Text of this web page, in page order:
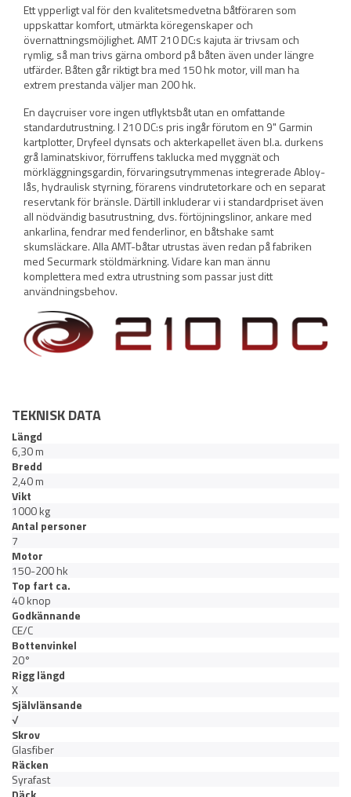
Ett ypperligt val för den kvalitetsmedvetna båtföraren som
uppskattar komfort, utmärkta köregenskaper och
övernattningsmöjlighet. AMT 210 DC:s kajuta är trivsam och
rymlig, så man trivs gärna ombord på båten även under längre
utfärder. Båten går riktigt bra med 150 hk motor, vill man ha
extrem prestanda väljer man 200 hk.
En daycruiser vore ingen utflyktsbåt utan en omfattande
standardutrustning. I 210 DC:s pris ingår förutom en 9" Garmin
kartplotter, Dryfeel dynsats och akterkapellet även bl.a. durkens
grå laminatskivor, förruffens taklucka med myggnät och
mörkläggningsgardin, förvaringsutrymmenas integrerade Abloy-
lås, hydraulisk styrning, förarens vindrutetorkare och en separat
reservtank för bränsle. Därtill inkluderar vi i standardpriset även
all nödvändig basutrustning, dvs. förtöjningslinor, ankare med
ankarlina, fendrar med fenderlinor, en båtshake samt
skumsläckare. Alla AMT-båtar utrustas även redan på fabriken
med Securmark stöldmärkning. Vidare kan man ännu
komplettera med extra utrustning som passar just ditt
användningsbehov.
TEKNISK DATA
Längd
6,30 m
Bredd
2,40 m
Vikt
1000 kg
Antal personer
7
Motor
150-200 hk
Top fart ca.
40 knop
Godkännande
CE/C
Bottenvinkel
20°
Rigg längd
X
Självlänsande
√
Skrov
Glasfiber
Räcken
Syrafast